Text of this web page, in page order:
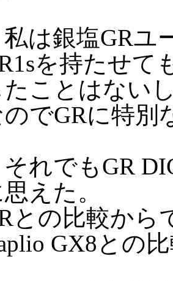
は銀塩GRユ
を持たせて
たことはない
のでGRに特別
れでもGR
えた。
との比較から
GX8との